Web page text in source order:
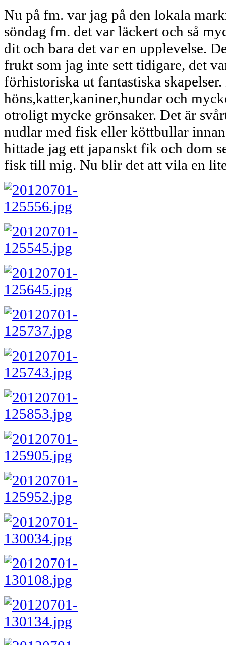
Nu på fm. var jag på den lokala
söndag fm. det var läckert och så
dit och bara det var en upplevelse.
frukt som jag inte sett tidigare, det
förhistoriska ut fantastiska
höns,katter,kaniner,hundar och
otroligt mycke grönsaker. Det är
nudlar med fisk eller köttbullar
hittade jag ett japanskt fik och dom
fisk till mig. Nu blir det att vila en